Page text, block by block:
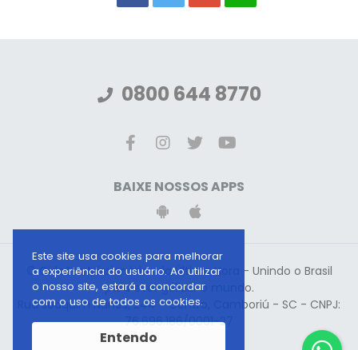
Este site usa cookies para melhorar
a experiência do usuário. Ao utilizar
o nosso site, estará a concordar
com o uso de todos os cookies.
Entendo
0800 644 8770
BAIXE NOSSOS APPS
© Gideões Missionários da Última Hora - Unindo o Brasil
para evangelizar o mundo.
Rua Joaquim Nunes, 244 - Centro, Camboriú - SC - CNPJ:
76.696.186/0001-27